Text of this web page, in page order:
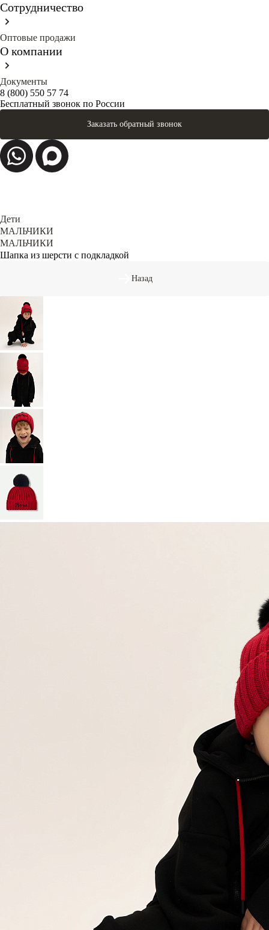
Сотрудничество
Оптовые продажи
О компании
Документы
8 (800) 550 57 74
Бесплатный звонок по России
Заказать обратный звонок
Дети
МАЛЬЧИКИ
МАЛЬЧИКИ
Шапка из шерсти с подкладкой
Назад